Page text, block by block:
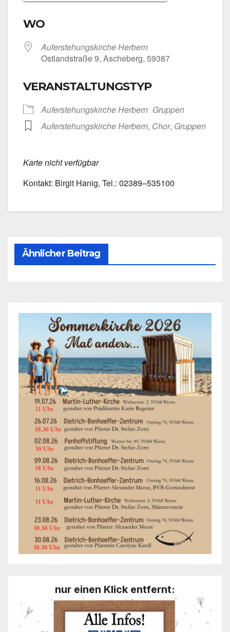
WO
Auf­er­ste­hungs­kir­che Her­bern
Ost­land­stra­ße 9, Asche­berg, 59387
VERANSTALTUNGSTYP
Auf­er­ste­hungs­kir­che Her­bern Grup­pen
Auf­er­ste­hungs­kir­che Her­bern, Chor, Grup­pen
Kar­te nicht ver­füg­bar
Kon­takt: Bir­git Hanig, Tel.: 02389–535100
Ähnlicher Beitrag
nur einen Klick entfernt: